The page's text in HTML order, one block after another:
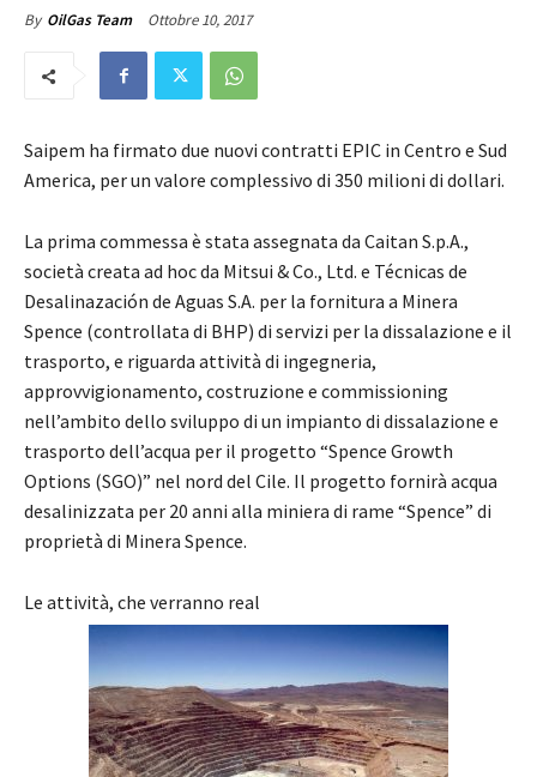
By OilGas Team Ottobre 10, 2017
Saipem ha firmato due nuovi contratti EPIC in Centro e Sud
America, per un valore complessivo di 350 milioni di dollari.
La prima commessa è stata assegnata da Caitan S.p.A.,
società creata ad hoc da Mitsui & Co., Ltd. e Técnicas de
Desalinazación de Aguas S.A. per la fornitura a Minera
Spence (controllata di BHP) di servizi per la dissalazione e il
trasporto, e riguarda attività di ingegneria,
approvvigionamento, costruzione e commissioning
nell’ambito dello sviluppo di un impianto di dissalazione e
trasporto dell’acqua per il progetto “Spence Growth
Options (SGO)” nel nord del Cile. Il progetto fornirà acqua
desalinizzata per 20 anni alla miniera di rame “Spence” di
proprietà di Minera Spence.
Le attività, che verranno real